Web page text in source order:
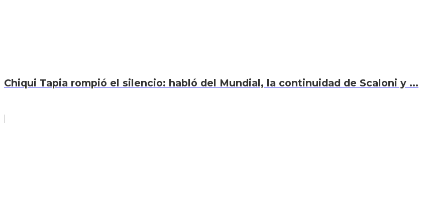
Chiqui Tapia rompió el silencio: habló del Mundial, la continuidad de Scaloni y ...